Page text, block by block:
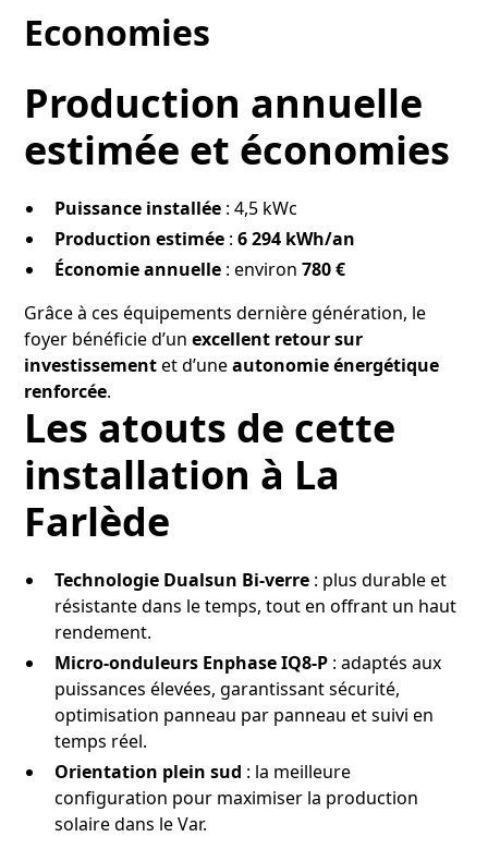
Economies
Production annuelle
estimée et économies
Puissance installée : 4,5 kWc
Production estimée :6 294 kWh/an
Économie annuelle : environ780 €
Grâce à ces équipements dernière génération, le
foyer bénéficie d’unexcellent retour sur
investissementet d’uneautonomie énergétique
renforcée.
Les atouts de cette
installation à La
Farlède
Technologie Dualsun Bi-verre : plus durable et
résistante dans le temps, tout en offrant un haut
rendement.
Micro-onduleurs Enphase IQ8-P : adaptés aux
puissances élevées, garantissant sécurité,
optimisation panneau par panneau et suivi en
temps réel.
Orientation plein sud : la meilleure
configuration pour maximiser la production
solaire dans le Var.